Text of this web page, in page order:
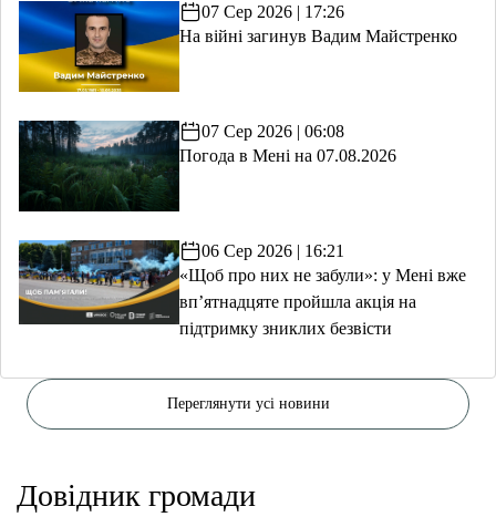
07 Сер 2026 | 17:26
На війні загинув Вадим Майстренко
07 Сер 2026 | 06:08
Погода в Мені на 07.08.2026
06 Сер 2026 | 16:21
«Щоб про них не забули»: у Мені вже
вп’ятнадцяте пройшла акція на
підтримку зниклих безвісти
Переглянути усі новини
Довідник громади